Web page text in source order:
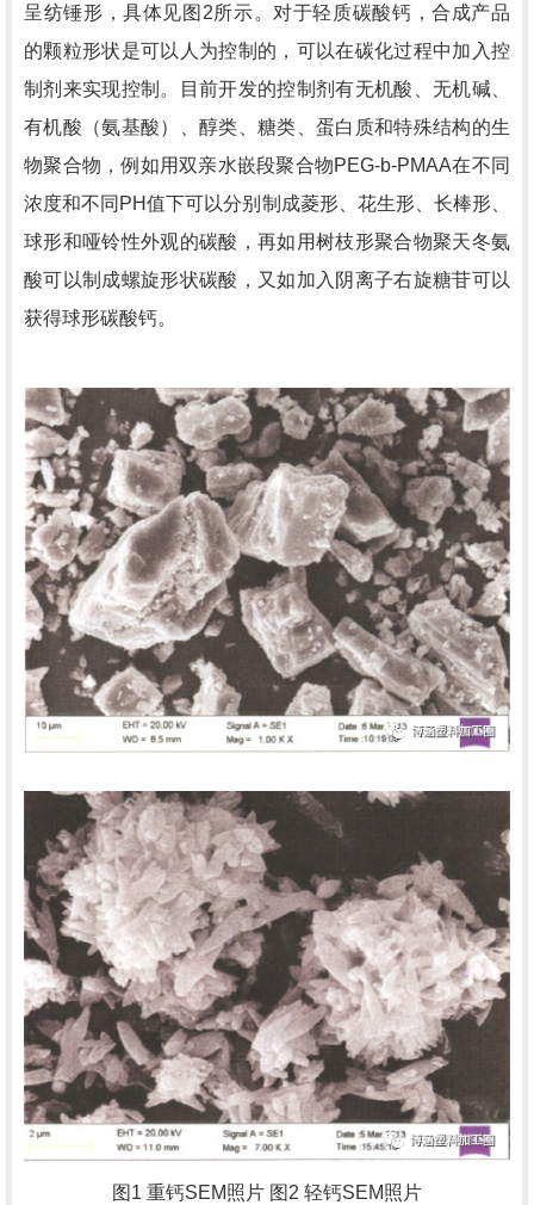
呈纺锤形，具体见图 2所示。对于轻质碳酸钙，合成产品
的颗粒形状是可以人为控制的，可以在碳化过程中加入控
制剂来实现控制。目前开发的控制剂有无机酸、无机碱、
有机酸（氨基酸）、醇类、糖类、蛋白质和特殊结构的生
物聚合物，例如用双亲水嵌段聚合物PEG-b-PMAA在不同
浓度和不同 PH值下可以分别制成菱形、花生形、长棒形、
球形和哑铃性外观的碳酸，再如用树枝形聚合物聚天冬氨
酸可以制成螺旋形状碳酸，又如加入阴离子右旋糖苷可以
获得球形碳酸钙。
图 1 重钙SEM照片 图 2 轻钙SEM照片